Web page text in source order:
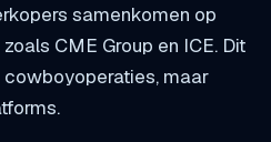
samenkomen op
CME Group en ICE. Dit
maar